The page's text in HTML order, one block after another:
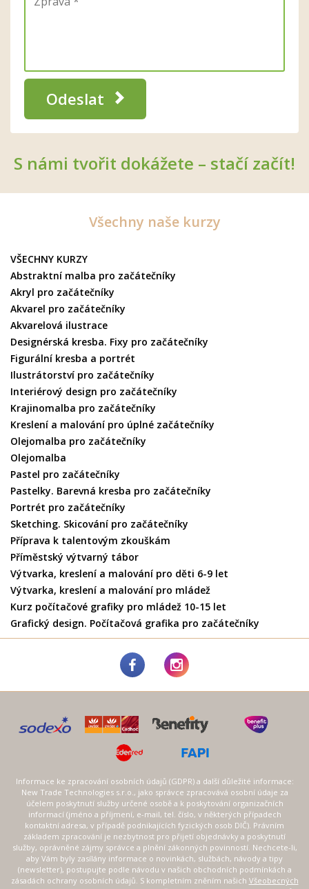
Odeslat
S námi tvořit dokážete – stačí začít!
Všechny naše kurzy
VŠECHNY KURZY
Abstraktní malba pro začátečníky
Akryl pro začátečníky
Akvarel pro začátečníky
Akvarelová ilustrace
Designérská kresba. Fixy pro začátečníky
Figurální kresba a portrét
Ilustrátorství pro začátečníky
Interiérový design pro začátečníky
Krajinomalba pro začátečníky
Kreslení a malování pro úplné začátečníky
Olejomalba pro začátečníky
Olejomalba
Pastel pro začátečníky
Pastelky. Barevná kresba pro začátečníky
Portrét pro začátečníky
Sketching. Skicování pro začátečníky
Příprava k talentovým zkouškám
Příměstský výtvarný tábor
Výtvarka, kreslení a malování pro děti 6-9 let
Výtvarka, kreslení a malování pro mládež
Kurz počítačové grafiky pro mládež 10-15 let
Grafický design. Počítačová grafika pro začátečníky
Informace ke zpracování osobních údajů (GDPR) a další důležité informace:
New Trade Technologies s.r.o., jako správce zpracovává osobní údaje za
účelem poskytnutí služby určené osobě a k poskytování organizačních
informací (jméno a příjmení, e-mail, tel. číslo, v některých případech
kontaktní adresa, v případě podnikajících fyzických osob DIČ). Právním
základem zpracování je nezbytnost pro přijetí objednávky a poskytnutí
služby, oprávněné zájmy správce a plnění zákonných povinností. Nechcete-li,
aby Vám byly zasílány informace o novinkách, službách, návody a tipy
(newsletter), postupujte podle návodu v našich obchodních podmínkách a
zásadách ochrany osobních údajů. S kompletním zněním našich Všeobecných